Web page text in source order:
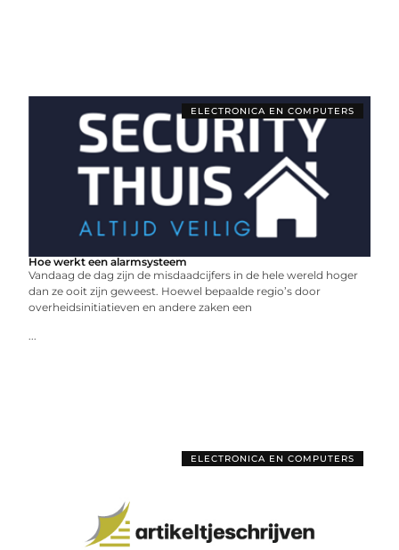
ELECTRONICA EN COMPUTERS
Hoe werkt een alarmsysteem
Vandaag de dag zijn de misdaadcijfers in de hele wereld hoger
dan ze ooit zijn geweest. Hoewel bepaalde regio’s door
overheidsinitiatieven en andere zaken een
...
ELECTRONICA EN COMPUTERS